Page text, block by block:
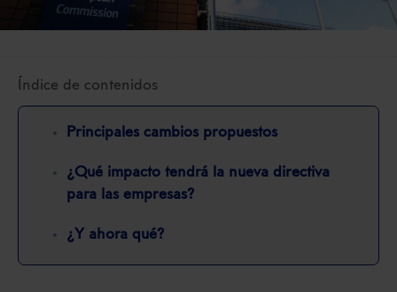
Índice de contenidos
Principales cambios propuestos
¿Qué impacto tendrá la nueva directiva
para las empresas?
¿Y ahora qué?